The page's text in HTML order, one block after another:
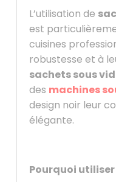
L’utilisation de
est
cuisines
robustesse et à
sachets sous
des machines
design noir leur
élégante.
Pourquoi utiliser